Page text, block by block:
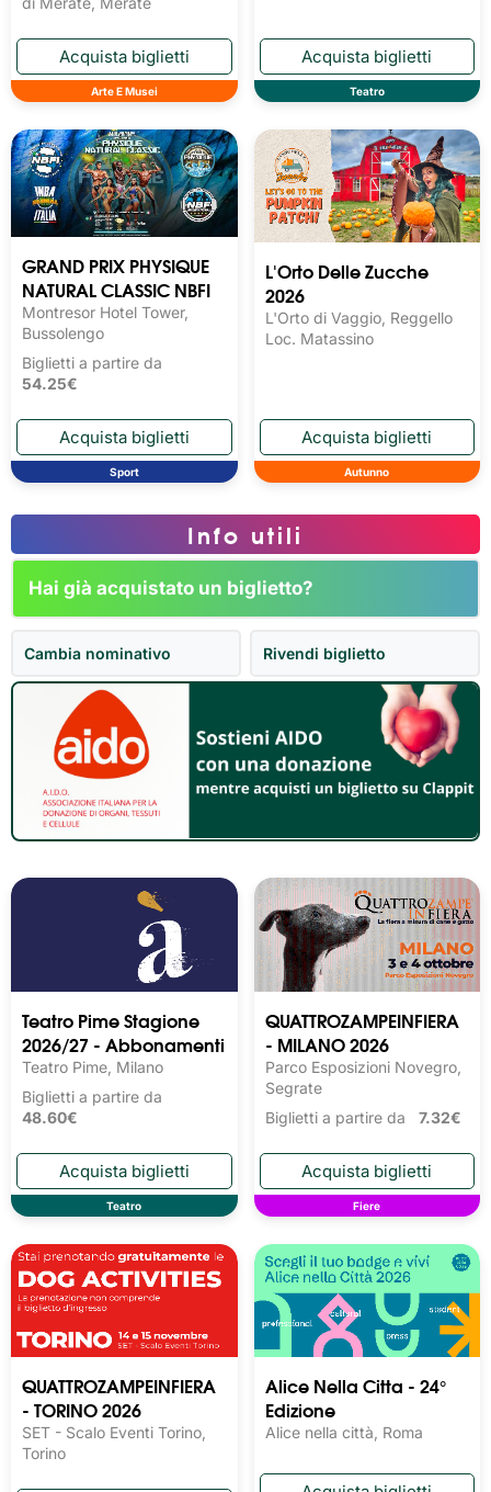
Arte E Musei Teatro
GRAND PRIX PHYSIQUE
NATURAL CLASSIC NBFI
Montresor Hotel Tower,
Bussolengo
Biglietti a partire da
54.25€
Sport
L'Orto Delle Zucche
2026
L'Orto di Vaggio, Reggello
Loc. Matassino
Autunno
Teatro Pime Stagione
2026/27 - Abbonamenti
Teatro Pime, Milano
Biglietti a partire da
48.60€
Teatro
QUATTROZAMPEINFIERA
- MILANO 2026
Parco Esposizioni Novegro,
Segrate
Biglietti a partire da 7.32€
Fiere
QUATTROZAMPEINFIERA
- TORINO 2026
SET - Scalo Eventi Torino,
Torino
Alice Nella Citta - 24°
Edizione
Alice nella città, Roma
Info utili
Hai già acquistato un biglietto?
Cambia nominativo Rivendi biglietto